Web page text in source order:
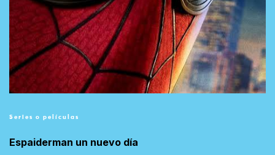
Series o películas
Espaiderman un nuevo día